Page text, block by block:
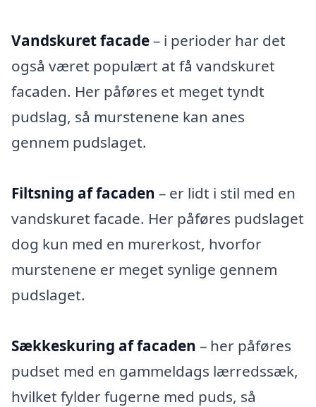
Vandskuret facade– i perioder har det
også været populært at få vandskuret
facaden. Her påføres et meget tyndt
pudslag, så murstenene kan anes
gennem pudslaget.
Filtsning af facaden – er lidt i stil med en
vandskuret facade. Her påføres pudslaget
dog kun med en murerkost, hvorfor
murstenene er meget synlige gennem
pudslaget.
Sækkeskuring af facaden – her påføres
pudset med en gammeldags lærredssæk,
hvilket fylder fugerne med puds, så